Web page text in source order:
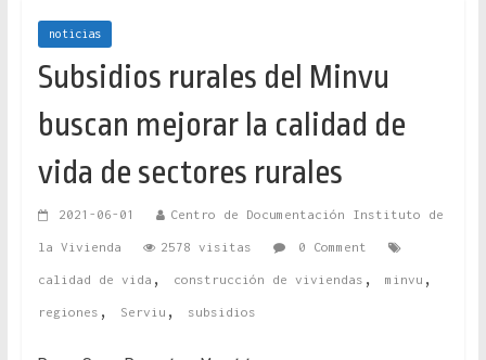
noticias
Subsidios rurales del Minvu
buscan mejorar la calidad de
vida de sectores rurales
2021-06-01 Centro de Documentación Instituto de
la Vivienda 2578 visitas 0 Comment
calidad de vida , construcción de viviendas , minvu ,
regiones , Serviu , subsidios